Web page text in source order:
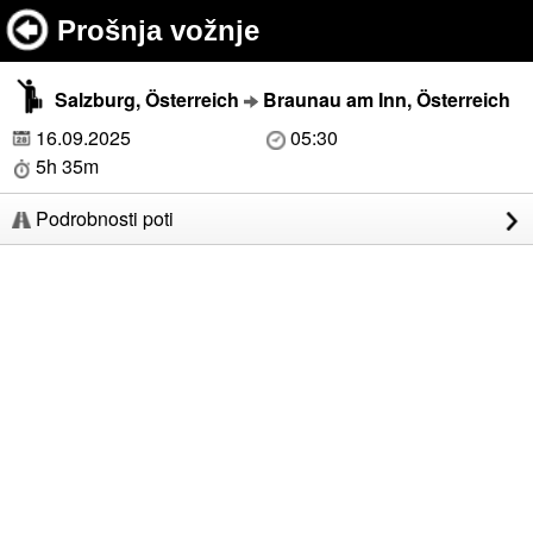
Prošnja vožnje
Salzburg, Österreich
Braunau am Inn, Österreich
16.09.2025
05:30
5h 35m
Podrobnosti poti